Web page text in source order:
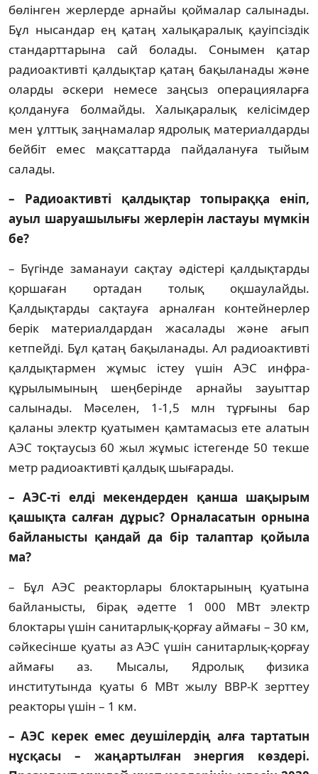
бөлінген жерлерде арнайы қоймалар салы­нады.
Бұл нысандар ең қатаң халықаралық қауіпсіздік
стандарттарына сай болады. Сонымен қатар
радиоактивті қалдықтар қатаң бақыланады және
оларды әскери немесе заңсыз операцияларға
қолдануға болмайды. Халықаралық келісімдер
мен ұлттық заңнамалар ядро­лық материал­дарды
бейбіт емес мақ­саттарда пайдалануға тыйым
салады.
– Радиоактивті қалдықтар топыр­аққа еніп,
ауыл шаруашылығы жер­лер­ін ластауы мүмкін
бе?
– Бүгінде заманауи сақтау әдістері қалдықтарды
қоршаған ортадан толық оқшаулайды.
Қалдықтарды сақтауға арналған контейнерлер
берік материал­дардан жасалады және ағып
кетпейді. Бұл қатаң бақыланады. Ал радиоактивті
қал­дықтармен жұмыс істеу үшін АЭС инфра­
құрылымының шеңберінде арнайы зауыт­тар
салынады. Мәселен, 1-1,5 млн тұрғыны бар
қаланы электр қуатымен қамтамасыз ете алатын
АЭС тоқтаусыз 60 жыл жұмыс істегенде 50 текше
метр радиоактивті қалдық шығарады.
– АЭС-ті елді мекендерден қанша шақырым
қашықта салған дұрыс? Орна­ласатын орнына
байланысты қандай да бір талаптар қойыла
ма?
– Бұл АЭС реакторлары блоктарының қуатына
байланысты, бірақ әдетте 1 000 МВт электр
блоктары үшін санитарлық-қорғау аймағы – 30 км,
сәйкесінше қуаты аз АЭС үшін санитарлық-қорғау
аймағы аз. Мысалы, Ядролық физика
институтында қуаты 6 МВт жылу ВВР-К зерттеу
реакторы үшін – 1 км.
– АЭС керек емес деушілердің алға тар­татын
нұсқасы – жаңартылған энер­гия көздері.